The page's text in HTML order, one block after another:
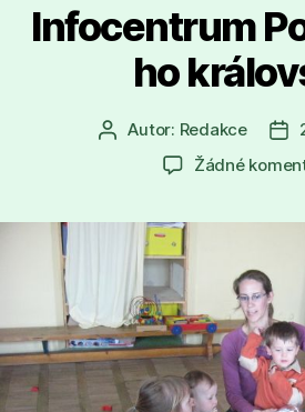
Infocentrum
ho
Autor
příspěvku
Autor: Redakce
Žádné